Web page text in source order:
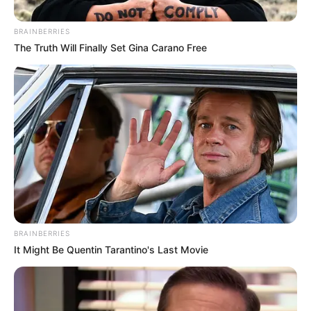
Composición Alerta Bogotá - Colprensa.
Familia bogotana hallada sin vida en San Andrés: revelan
nuevos detalles
Por:July Morales
Julio 12, 2025
BRAINBERRIES
The Truth Will Finally Set Gina Carano Free
BRAINBERRIES
It Might Be Quentin Tarantino's Last Movie